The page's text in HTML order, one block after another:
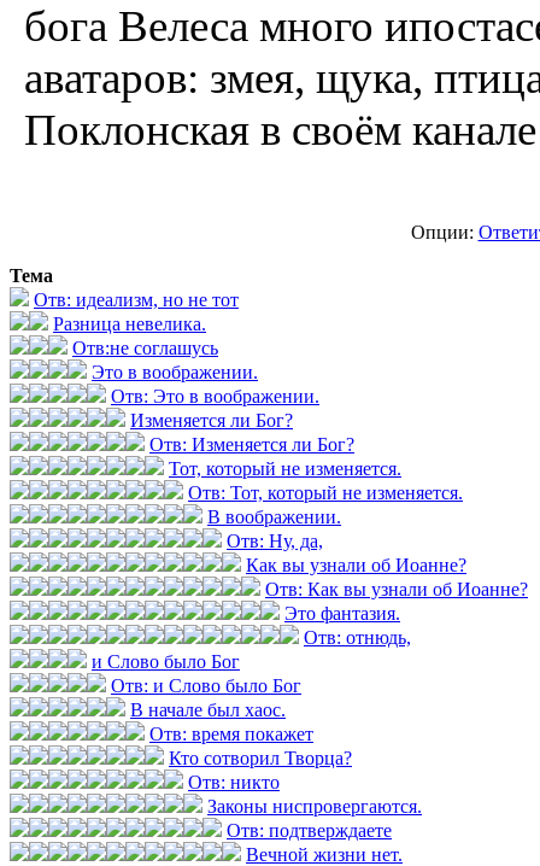
бога Велеса много
аватаров: змея, щука,
Поклонская в своём
Опции:
Тема
Отв: идеализм, но не тот
Разница невелика.
Отв:не соглашусь
Это в воображении.
Отв: Это в воображении.
Изменяется ли Бог?
Отв: Изменяется ли Бог?
Тот, который не изменяется.
Отв: Тот, который не изменяется.
В воображении.
Отв: Ну, да,
Как вы узнали об Иоанне?
Отв: Как вы узнали об Иоанне?
Это фантазия.
Отв: отнюдь,
и Слово было Бог
Отв: и Слово было Бог
В начале был хаос.
Отв: время покажет
Кто сотворил Творца?
Отв: никто
Законы ниспровергаются.
Отв: подтверждаете
Вечной жизни нет.